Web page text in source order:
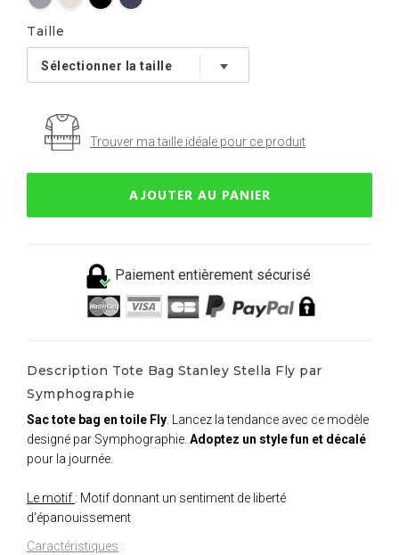
Taille
Trouver ma taille idéale pour ce produit
AJOUTER AU PANIER
Paiement entièrement sécurisé
Description Tote Bag Stanley Stella Fly par
Symphographie
Sac tote bag en toile Fly . Lancez la tendance avec ce modèle
designé par Symphographie. Adoptez un style fun et décalé
pour la journée.
Le motif : Motif donnant un sentiment de liberté
d'épanouissement
Caractéristiques :